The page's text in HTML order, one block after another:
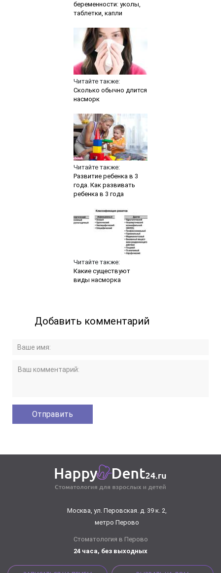
беременности: уколы,
таблетки, капли
Читайте также:
Сколько обычно длится
насморк
Читайте также:
Развитие ребенка в 3
года. Как развивать
ребенка в 3 года
Читайте также:
Какие существуют
виды насморка
Добавить комментарий
Москва, ул. Перовская. д. 39 к. 2,
метро Перово
Стоматология в Перово
24 часа, без выходных